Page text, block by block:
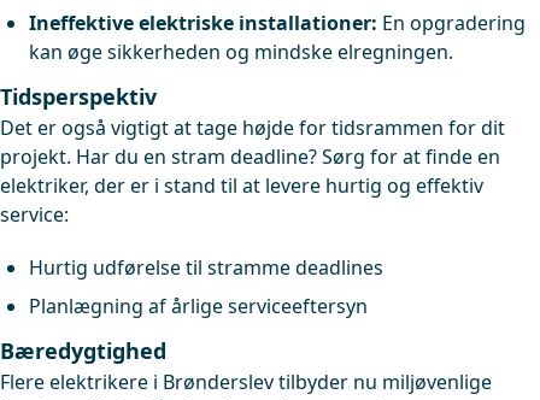
Ineffektive elektriske installationer: En opgradering
kan øge sikkerheden og mindske elregningen.
Tidsperspektiv
Det er også vigtigt at tage højde for tidsrammen for dit
projekt. Har du en stram deadline? Sørg for at finde en
elektriker, der er i stand til at levere hurtig og effektiv
service:
Hurtig udførelse til stramme deadlines
Planlægning af årlige serviceeftersyn
Bæredygtighed
Flere elektrikere i Brønderslev tilbyder nu miljøvenlige